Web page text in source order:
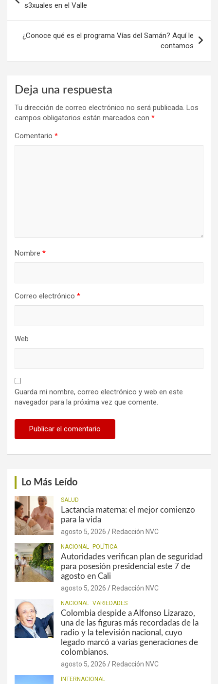
de
entradas
s3xuales en el Valle
¿Conoce qué es el programa Vías del Samán? Aquí le
contamos
Deja una respuesta
Tu dirección de correo electrónico no será publicada. Los
campos obligatorios están marcados con *
Comentario *
Nombre *
Correo electrónico *
Web
Guarda mi nombre, correo electrónico y web en este
navegador para la próxima vez que comente.
Lo Más Leído
SALUD
Lactancia materna: el mejor comienzo
para la vida
agosto 5, 2026 Redacción NVC
NACIONAL POLÍTICA
Autoridades verifican plan de seguridad
para posesión presidencial este 7 de
agosto en Cali
agosto 5, 2026 Redacción NVC
NACIONAL VARIEDADES
Colombia despide a Alfonso Lizarazo,
una de las figuras más recordadas de la
radio y la televisión nacional, cuyo
legado marcó a varias generaciones de
colombianos.
agosto 5, 2026 Redacción NVC
INTERNACIONAL